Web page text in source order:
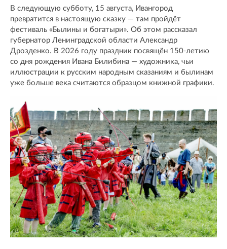
В следующую субботу, 15 августа, Ивангород
превратится в настоящую сказку — там пройдёт
фестиваль «Былины и богатыри». Об этом рассказал
губернатор Ленинградской области Александр
Дрозденко. В 2026 году праздник посвящён 150-летию
со дня рождения Ивана Билибина — художника, чьи
иллюстрации к русским народным сказаниям и былинам
уже больше века считаются образцом книжной графики.